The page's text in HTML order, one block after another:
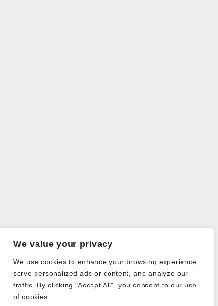
We value your privacy
We use cookies to enhance your browsing experience,
serve personalized ads or content, and analyze our
traffic. By clicking "Accept All", you consent to our use
of cookies.